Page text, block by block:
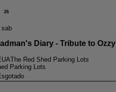
26
sab
Diary - Tribute to Ozzy
The Red Shed Parking Lots
Parking Lots